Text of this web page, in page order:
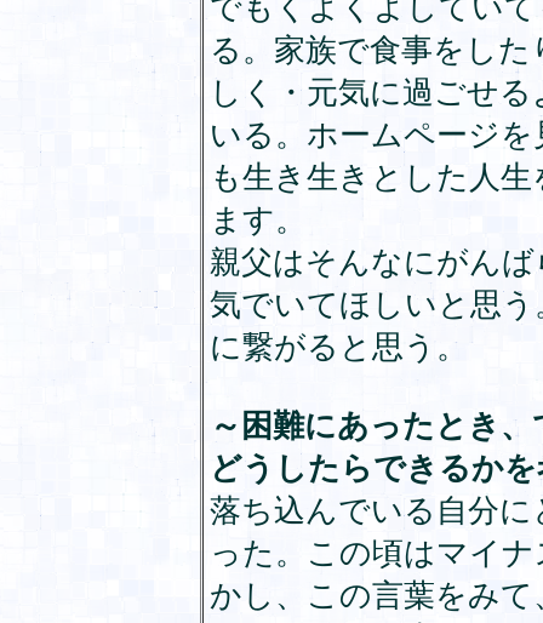
でもくよくよしてい
る。家族で食事をし
しく・元気に過ごせ
いる。ホームページ
も生き生きとした人
ます。
親父はそんなにがん
気でいてほしいと思
に繋がると思う。
～困難にあったとき
どうしたらできるか
落ち込んでいる自分
った。この頃はマイ
かし、この言葉をみ